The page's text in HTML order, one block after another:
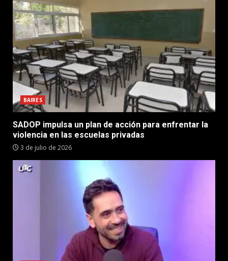
BAIRES
SADOP impulsa un plan de acción para enfrentar la
violencia en las escuelas privadas
3 de julio de 2026